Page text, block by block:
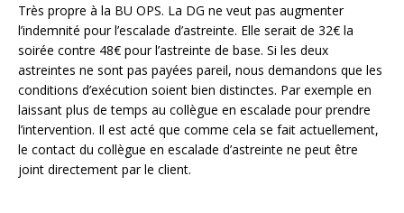
Très propre à la BU OPS. La DG ne veut pas augmenter
l’indemnité pour l’escalade d’astreinte. Elle serait de 32€ la
soirée contre 48€ pour l’astreinte de base. Si les deux
astreintes ne sont pas payées pareil, nous demandons que les
conditions d’exécution soient bien distinctes. Par exemple en
laissant plus de temps au collègue en escalade pour prendre
l’intervention. Il est acté que comme cela se fait actuellement,
le contact du collègue en escalade d’astreinte ne peut être
joint directement par le client.